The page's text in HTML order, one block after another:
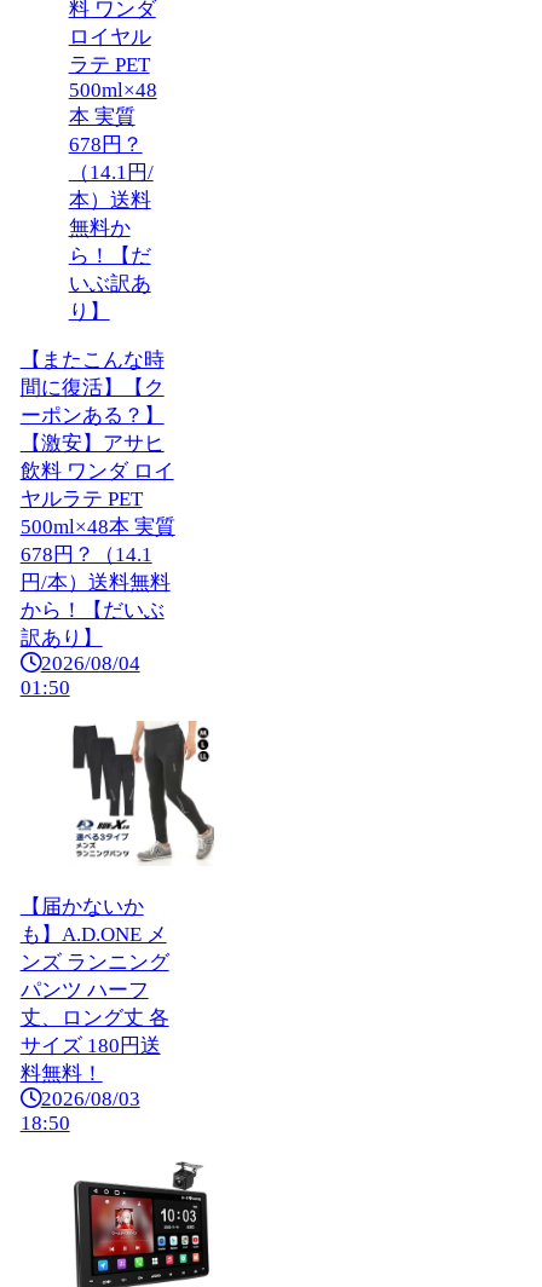
【またこんな時
間に復活】【ク
ーポンある？】
【激安】アサヒ
飲料 ワンダ ロイ
ヤルラテ PET
500ml×48本 実質
678円？（14.1
円/本）送料無料
から！【だいぶ
訳あり】
2026/08/04
01:50
【届かないか
も】A.D.ONE メ
ンズ ランニング
パンツ ハーフ
丈、ロング丈 各
サイズ 180円送
料無料！
2026/08/03
18:50